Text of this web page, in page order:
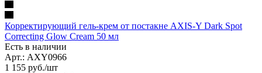
Корректирующий гель-крем от постакне AXIS-Y Dark Spot
Correcting Glow Cream 50 мл
Есть в наличии
Арт.: AXY0966
1 155 руб./шт